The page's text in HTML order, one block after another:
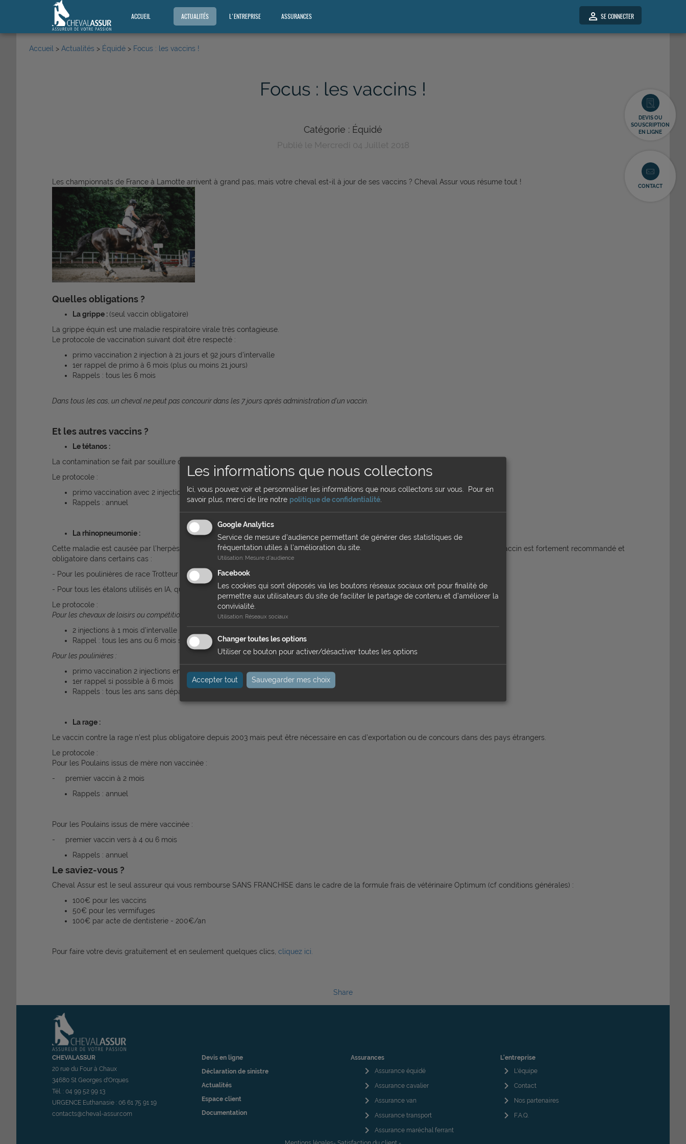
ACCUEIL ACTUALITÉS L'ENTREPRISE ASSURANCES person_outline SE CONNECTER
DEVIS OU
SOUSCRIPTION
EN LIGNE
CONTACT
Accueil > Actualités > Équidé > Focus : les vaccins !
Focus : les vaccins !
Catégorie : Équidé
Publié le Mercredi 04 Juillet 2018
Les championnats de France à Lamotte arrivent à grand pas, mais votre cheval est-il à jour de ses vaccins ? Cheval Assur vous résume tout !
Quelles obligations ?
La grippe :(seul vaccin obligatoire)
La grippe équin est une maladie respiratoire virale très contagieuse.
Le protocole de vaccination suivant doit être respecté :
primo vaccination 2 injection à 21 jours et 92 jours d'intervalle
1er rappel de primo à 6 mois (plus ou moins 21 jours)
Rappels : tous les 6 mois
Dans tous les cas, un cheval ne peut pas concourir dans les 7 jours après administration d’un vaccin.
Et les autres vaccins ?
Le tétanos :
La contamination se fait par souillure d’une blessure, le vaccin est recommandé car c’est une infection fatale pour le cheval.
Le protocole :
primo vaccination avec 2 injections à un mois d’intervalle
Rappels : annuel
La rhinopneumonie :
Cette maladie est causée par l’herpès virus qui se manifeste sous trois formes : respiratoire, nerveuse et abortive. Très contagieuse, le vaccin est fortement recommandé et
obligatoire dans certains cas :
- Pour les poulinières de race Trotteur Français, PS et AQPS et préconisée par les races SF et AA
- Pour tous les étalons utilisés en IA, quelle que soit la race et pour la plupart des étalons produisant en monte naturelle.
Le protocole :
Pour les chevaux de loisirs ou compétition :
2 injections à 1 mois d'intervalle
Rappel : tous les ans ou 6 mois si forte pression infectieuse
Pour les poulinières :
primo vaccination 2 injections entre 3 et 6 semaines d'intervalle
1er rappel si possible à 6 mois
Rappels : tous les ans sans dépasser la date anniversaire
La rage :
Le vaccin contre la rage n’est plus obligatoire depuis 2003 mais peut être nécessaire en cas d’exportation ou de concours dans des pays étrangers.
Le protocole :
Pour les Poulains issus de mère non vaccinée :
- premier vaccin à 2 mois
Rappels : annuel
Pour les Poulains issus de mère vaccinée :
- premier vaccin vers à 4 ou 6 mois
Rappels : annuel
Le saviez-vous ?
Cheval Assur est le seul assureur qui vous rembourse SANS FRANCHISE dans le cadre de la formule frais de vétérinaire Optimum (cf conditions générales) :
100€ pour les vaccins
50€ pour les vermifuges
100€ par acte de dentisterie - 200€/an
Pour faire votre devis gratuitement et en seulement quelques clics, cliquez ici.
Share
CHEVALASSUR
20 rue du Four à Chaux
34680 St Georges d'Orques
Tél. : 04 99 52 99 13
URGENCE Euthanasie : 06 61 75 91 19
contacts@cheval-assur.com
Devis en ligne
Déclaration de sinistre
Actualités
Espace client
Documentation
Assurances
chevron_right Assurance équidé
chevron_right Assurance cavalier
chevron_right Assurance van
chevron_right Assurance transport
chevron_right Assurance maréchal ferrant
L'entreprise
chevron_right L'équipe
chevron_right Contact
chevron_right Nos partenaires
chevron_right F.A.Q.
Les informations que nous collectons
Ici, vous pouvez voir et personnaliser les informations que nous collectons sur vous.
Pour en
savoir plus, merci de lire notre politique de confidentialité
Google Analytics
Service de mesure d'audience permettant de générer des statistiques de
fréquentation utiles à l'amélioration du site.
Utilisation: Mesure d'audience
Facebook
Les cookies qui sont déposés via les boutons réseaux sociaux ont pour finalité de
permettre aux utilisateurs du site de faciliter le partage de contenu et d’améliorer la
convivialité.
Utilisation: Réseaux sociaux
Changer toutes les options
Utiliser ce bouton pour activer/désactiver toutes les options
Accepter tout Sauvegarder mes choix